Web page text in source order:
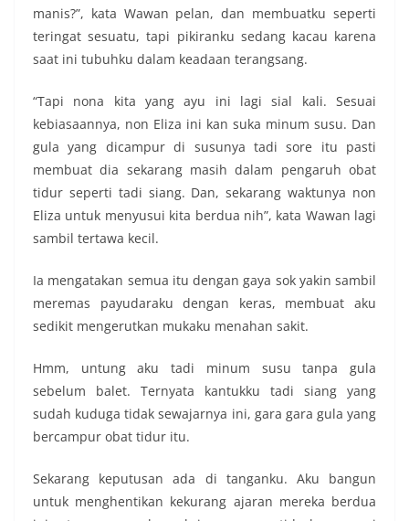
manis?”, kata Wawan pelan, dan membuatku seperti
teringat sesuatu, tapi pikiranku sedang kacau karena
saat ini tubuhku dalam keadaan terangsang.
“Tapi nona kita yang ayu ini lagi sial kali. Sesuai
kebiasaannya, non Eliza ini kan suka minum susu. Dan
gula yang dicampur di susunya tadi sore itu pasti
membuat dia sekarang masih dalam pengaruh obat
tidur seperti tadi siang. Dan, sekarang waktunya non
Eliza untuk menyusui kita berdua nih”, kata Wawan lagi
sambil tertawa kecil.
Ia mengatakan semua itu dengan gaya sok yakin sambil
meremas payudaraku dengan keras, membuat aku
sedikit mengerutkan mukaku menahan sakit.
Hmm, untung aku tadi minum susu tanpa gula
sebelum balet. Ternyata kantukku tadi siang yang
sudah kuduga tidak sewajarnya ini, gara gara gula yang
bercampur obat tidur itu.
Sekarang keputusan ada di tanganku. Aku bangun
untuk menghentikan kekurang ajaran mereka berdua